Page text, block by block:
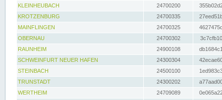
KLEINHEUBACH 24700200
KROTZENBURG
24700335
MAINFLINGEN
24700325
OBERNAU
24700302
RAUNHEIM
24900108
SCHWEINFURT NEUER HAFEN
24300304
STEINBACH
24500100
TRUNSTADT
24300202
WERTHEIM
24709089